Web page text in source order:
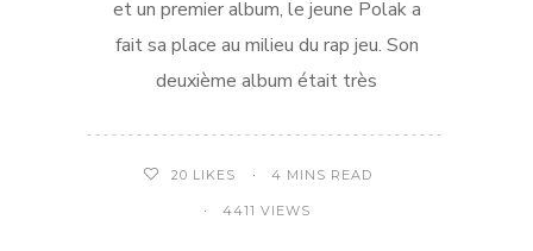
et un premier album, le jeune Polak a
fait sa place au milieu du rap jeu. Son
deuxième album était très
20 LIKES 4 MINS READ
4411 VIEWS